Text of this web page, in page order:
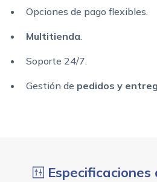
Opciones de pago flexibles.
Multitienda.
Soporte 24/7.
Gestión de pedidos y
Especificaciones